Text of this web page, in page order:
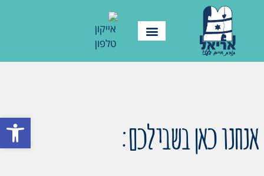
פתח אנחנו כאן בשבילכם: